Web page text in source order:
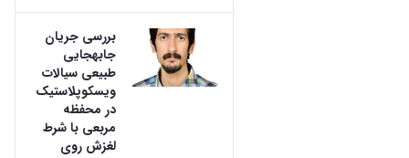
بررسی جریان
جابه­جایی
طبیعی سیالات
ویسکوپلاستیک
در محفظه
مربعی با شرط
لغزش روی